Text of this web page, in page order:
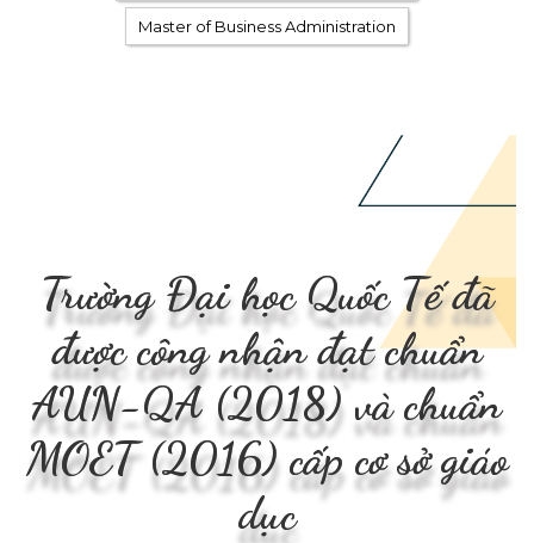
Master of Business Administration
Trường Đại học Quốc Tế đã
được công nhận đạt chuẩn
AUN-QA (2018) và chuẩn
MOET (2016) cấp cơ sở giáo
dục